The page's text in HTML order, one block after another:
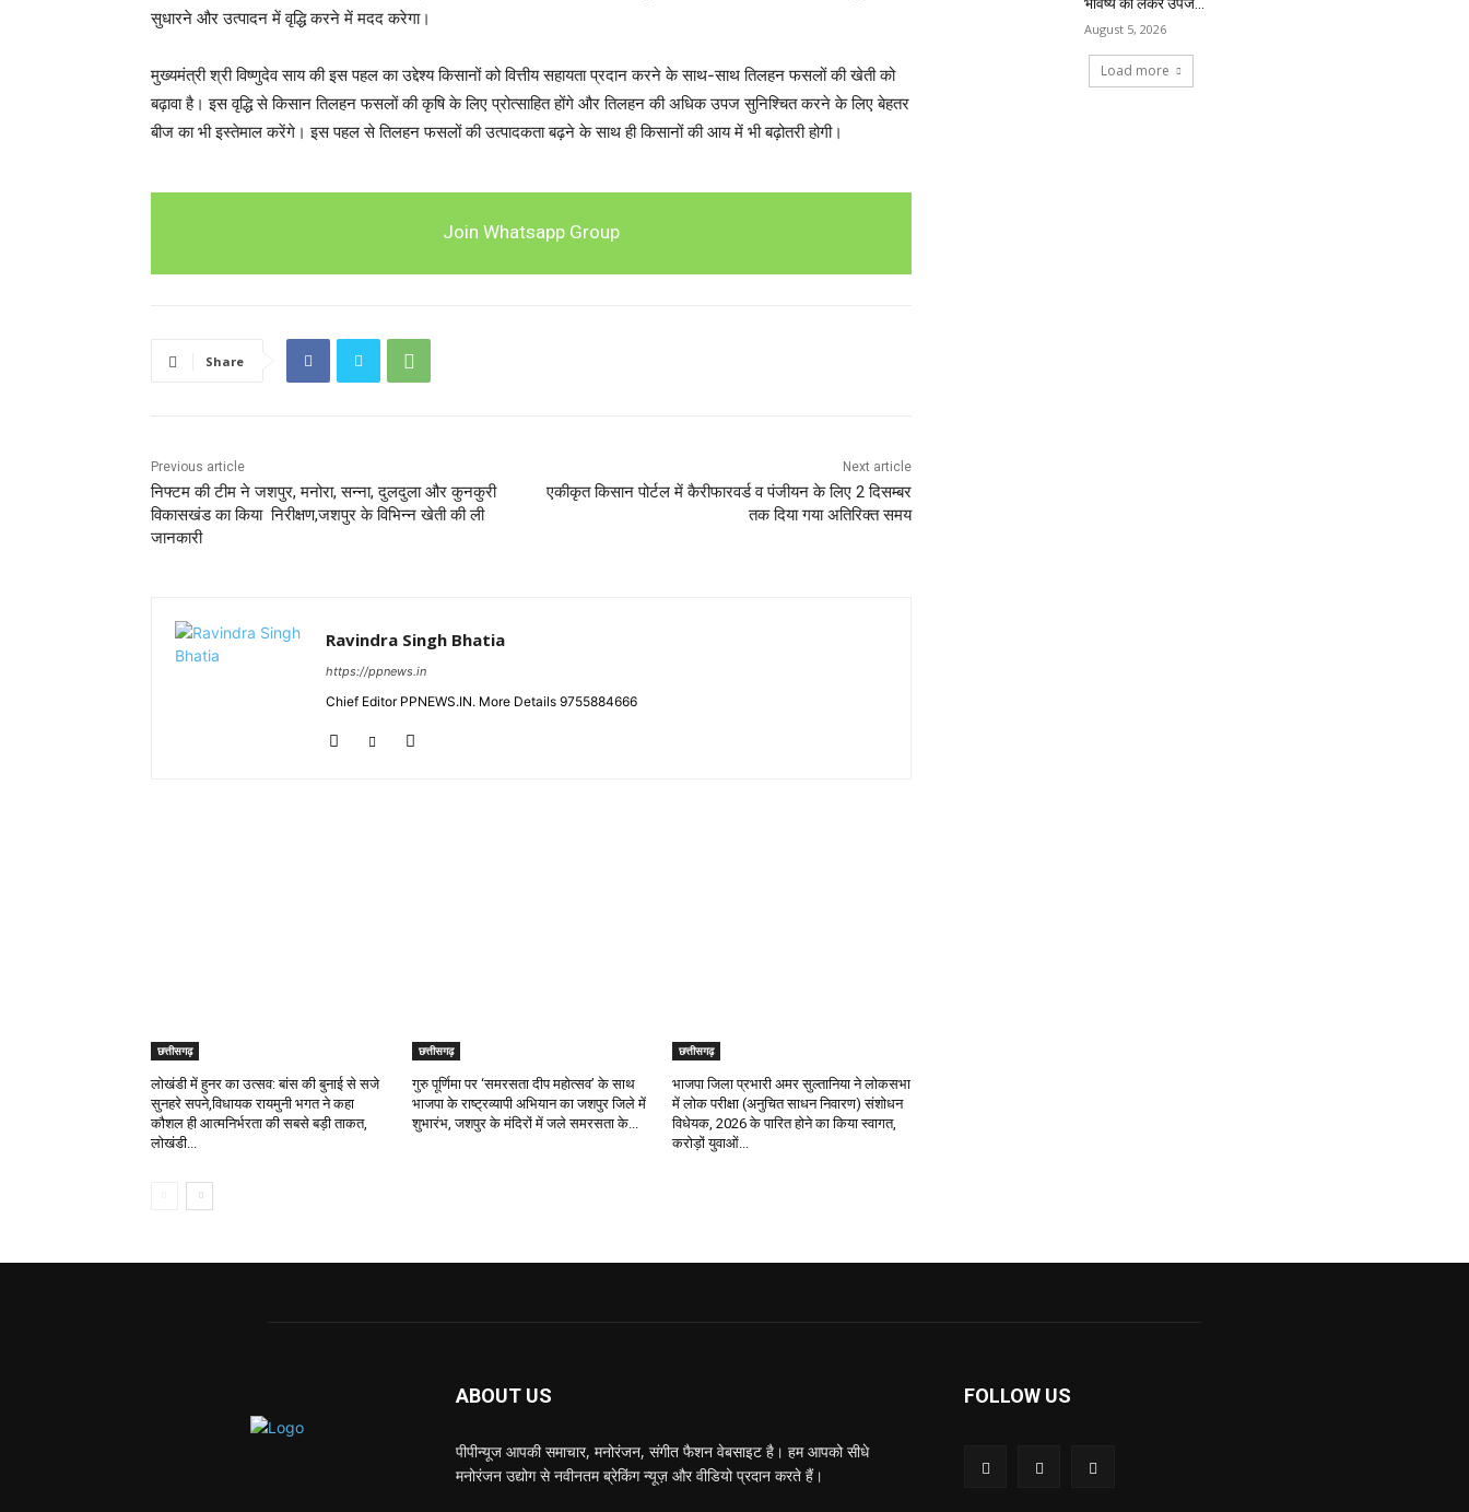
सुधारने और उत्पादन में वृद्धि करने में मदद करेगा।
मुख्यमंत्री श्री विष्णुदेव साय की इस पहल का उद्देश्य किसानों को वित्तीय सहायता प्रदान करने के साथ-साथ तिलहन फसलों की खेती को
बढ़ावा है। इस वृद्धि से किसान तिलहन फसलों की कृषि के लिए प्रोत्साहित होंगे और तिलहन की अधिक उपज सुनिश्चित करने के लिए बेहतर
बीज का भी इस्तेमाल करेंगे। इस पहल से तिलहन फसलों की उत्पादकता बढ़ने के साथ ही किसानों की आय में भी बढ़ोतरी होगी।
Join Whatsapp Group
Share
Previous article
निफ्टम की टीम ने जशपुर, मनोरा, सन्ना, दुलदुला और कुनकुरी
विकासखंड का किया निरीक्षण,जशपुर के विभिन्न खेती की ली
जानकारी
Next article
एकीकृत किसान पोर्टल में कैरीफारवर्ड व पंजीयन के लिए 2 दिसम्बर
तक दिया गया अतिरिक्त समय
Ravindra Singh Bhatia
https://ppnews.in
Chief Editor PPNEWS.IN. More Details 9755884666
छत्तीसगढ़
लोखंडी में हुनर का उत्सव: बांस की बुनाई से सजे
सुनहरे सपने,विधायक रायमुनी भगत ने कहा
कौशल ही आत्मनिर्भरता की सबसे बड़ी ताकत,
लोखंडी...
छत्तीसगढ़
गुरु पूर्णिमा पर ‘समरसता दीप महोत्सव’ के साथ
भाजपा के राष्ट्रव्यापी अभियान का जशपुर जिले में
शुभारंभ, जशपुर के मंदिरों में जले समरसता के...
छत्तीसगढ़
भाजपा जिला प्रभारी अमर सुल्तानिया ने लोकसभा
में लोक परीक्षा (अनुचित साधन निवारण) संशोधन
विधेयक, 2026 के पारित होने का किया स्वागत,
करोड़ों युवाओं...
August 5, 2026
Load more
ABOUT US
पीपीन्यूज आपकी समाचार, मनोरंजन, संगीत फैशन वेबसाइट है। हम आपको सीधे
मनोरंजन उद्योग से नवीनतम ब्रेकिंग न्यूज़ और वीडियो प्रदान करते हैं।
FOLLOW US